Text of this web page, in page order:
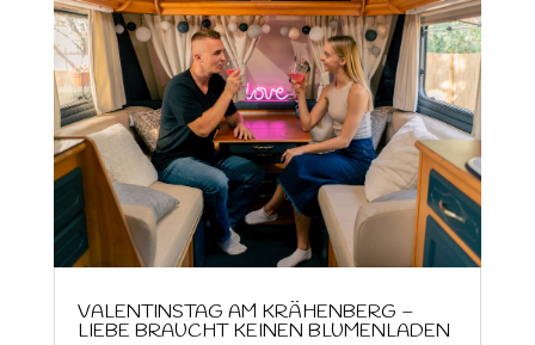
VALENTINSTAG AM KRÄHENBERG –
LIEBE BRAUCHT KEINEN BLUMENLADEN